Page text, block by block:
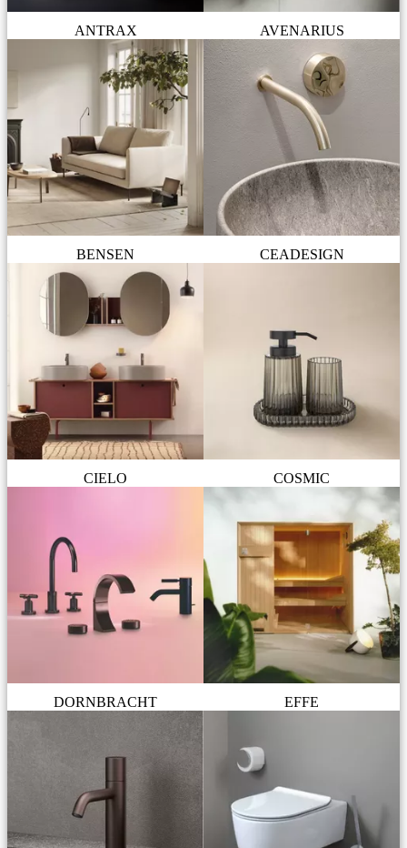
ANTRAX AVENARIUS
BENSEN CEADESIGN
CIELO COSMIC
DORNBRACHT EFFE